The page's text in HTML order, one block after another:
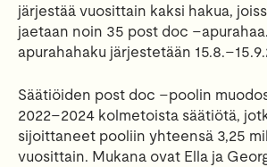
järjestää vuosittain kaksi hakua,
jaetaan noin 35 post doc –apurahaa.
apurahahaku järjestetään 15.8.–15.9
Säätiöiden post doc –poolin
2022–2024 kolmetoista säätiötä,
sijoittaneet pooliin yhteensä 3,25
vuosittain. Mukana ovat Ella ja